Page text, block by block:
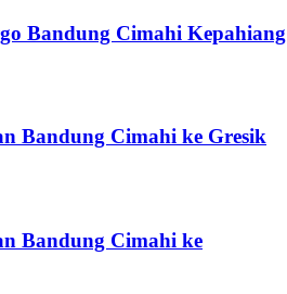
Bandung Cimahi Kepahiang
Bandung Cimahi ke Gresik
Bandung Cimahi ke